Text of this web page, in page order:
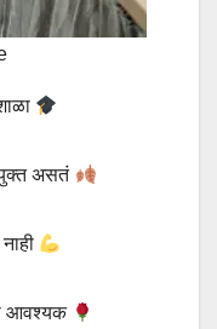
असतं
आवश्यक